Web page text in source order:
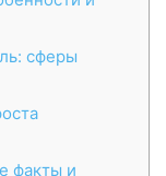
сферы
факты и